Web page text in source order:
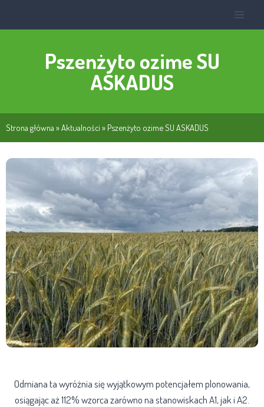
Pszenżyto ozime SU
ASKADUS
Strona główna »Aktualności » Pszenżyto ozime SU ASKADUS
Odmiana ta wyróżnia się wyjątkowym potencjałem plonowania,
osiągając aż 112% wzorca zarówno na stanowiskach A1, jak i A2.